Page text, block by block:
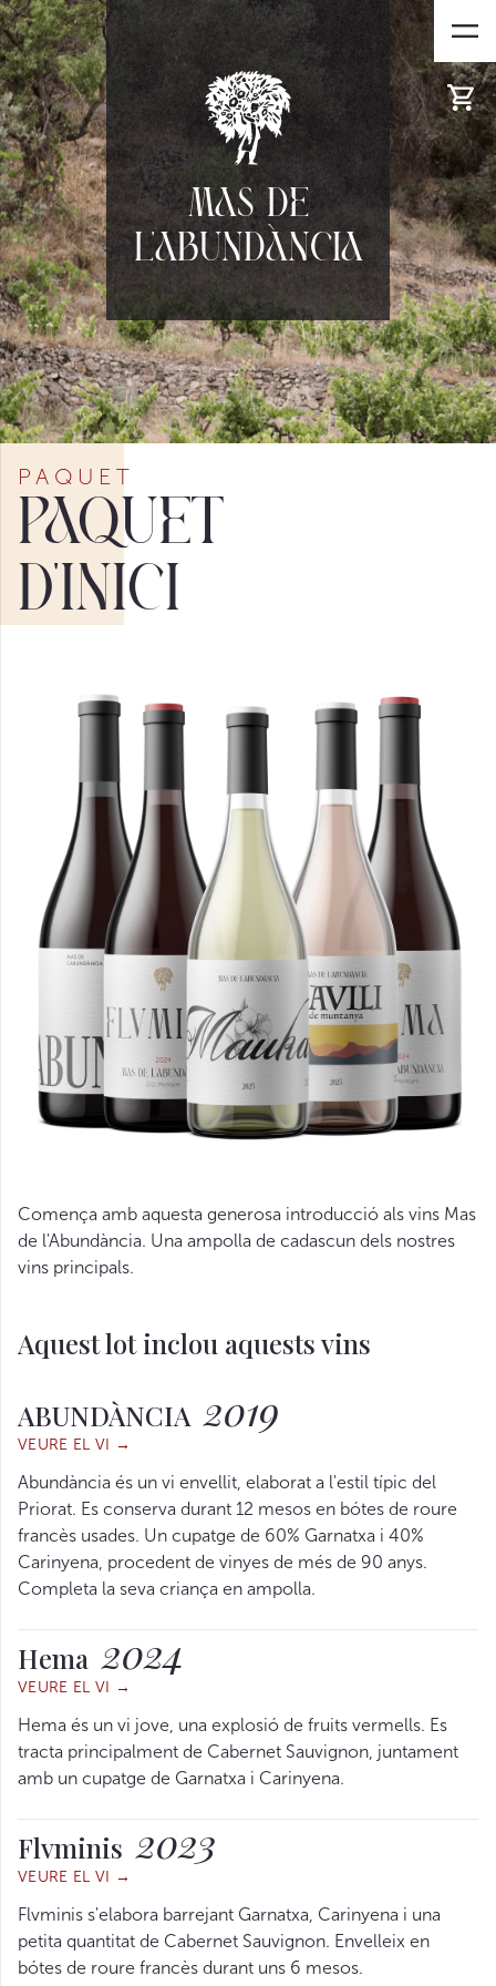
Mas de
l'Abundància
PAQUET
Paquet
d'inici
Comença amb aquesta generosa introducció als vins Mas
de l'Abundància. Una ampolla de cadascun dels nostres
vins principals.
Aquest lot inclou aquests vins
ABUNDÀNCIA 2019
VEURE EL VI →
Abundància és un vi envellit, elaborat a l'estil típic del
Priorat. Es conserva durant 12 mesos en bótes de roure
francès usades. Un cupatge de 60% Garnatxa i 40%
Carinyena, procedent de vinyes de més de 90 anys.
Completa la seva criança en ampolla.
Hema 2024
VEURE EL VI →
Hema és un vi jove, una explosió de fruits vermells. Es
tracta principalment de Cabernet Sauvignon, juntament
amb un cupatge de Garnatxa i Carinyena.
Flvminis 2023
VEURE EL VI →
Flvminis s'elabora barrejant Garnatxa, Carinyena i una
petita quantitat de Cabernet Sauvignon. Envelleix en
bótes de roure francès durant uns 6 mesos.